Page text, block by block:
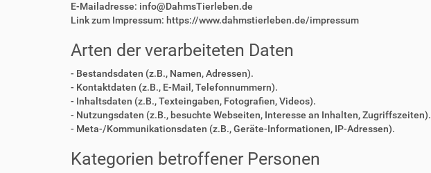
E-Mailadresse: info@DahmsTierleben.de
Link zum Impressum: https://www.dahmstierleben.de/impressum
Arten der verarbeiteten Daten
- Bestandsdaten (z.B., Namen, Adressen).
- Kontaktdaten (z.B., E-Mail, Telefonnummern).
- Inhaltsdaten (z.B., Texteingaben, Fotografien, Videos).
- Nutzungsdaten (z.B., besuchte Webseiten, Interesse an Inhalten, Zugriffszeiten).
- Meta-/Kommunikationsdaten (z.B., Geräte-Informationen, IP-Adressen).
Kategorien betroffener Personen